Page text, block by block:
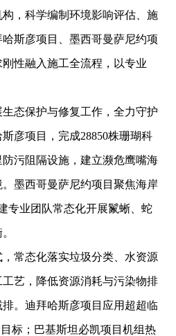
，科学编制环境影响评估、施
斯彦项目、墨西哥曼萨尼约项
性融入施工全流程，以专业
态保护与修复工作，全力守护
彦项目，完成28850株珊瑚科
污阻隔设施，建立濒危鹰嘴海
墨西哥曼萨尼约项目聚焦海岸
专业团队常态化开展鬣蜥、蛇
常态化落实垃圾分类、水资源
艺，降低资源消耗与污染物排
。迪拜哈斯彦项目应用超超临
标；巴基斯坦必凯项目机组热